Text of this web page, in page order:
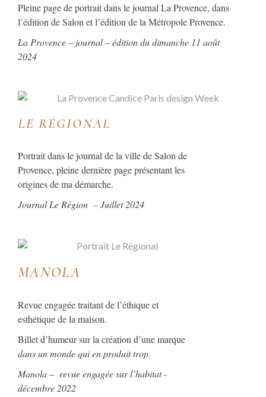
Pleine page de portrait dans le journal La Provence, dans
l’édition de Salon et l’édition de la Métropole Provence.
La Provence – journal – édition du dimanche 11 août
2024
LE RÉGIONAL
Portrait dans le journal de la ville de Salon de
Provence, pleine dernière page présentant les
origines de ma démarche.
Journal Le Région – Juillet 2024
MANOLA
Revue engagée traitant de l’éthique et
esthétique de la maison.
Billet d’humeur sur la création d’une marque
dans un monde qui en produit trop.
Manola – revue engagée sur l’habitat -
décembre 2022